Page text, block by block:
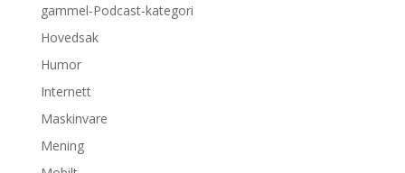
gammel-Podcast-kategori
Hovedsak
Humor
Internett
Maskinvare
Mening